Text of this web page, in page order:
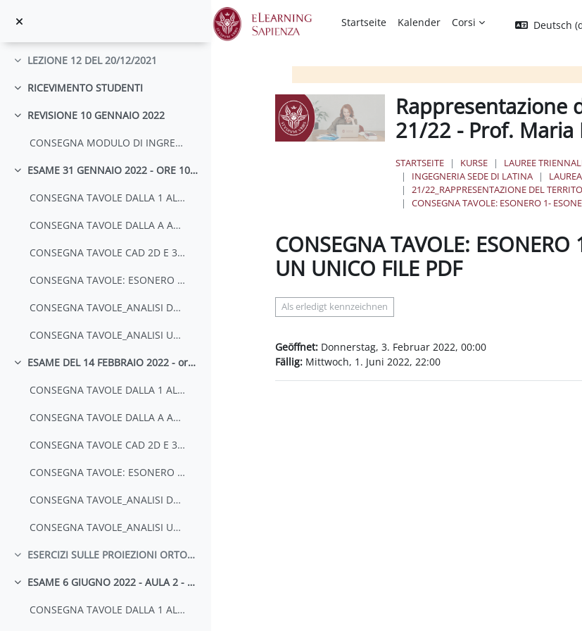
Startseite Kalender Corsi Deutsch
Einklappen
LEZIONE 12 DEL 20/12/2021
Einklappen
RICEVIMENTO STUDENTI
Einklappen
REVISIONE 10 GENNAIO 2022
CONSEGNA MODULO DI INGRESSO FACOLTA'
Einklappen ESAME 31 GENNAIO 2022 - ORE 10.00 - AULA 10
CONSEGNA TAVOLE DALLA 1 ALLA 6 IN UN UNICO FILE PDF
CONSEGNA TAVOLE DALLA A ALLA C IN UN UNICO FILE PDF
CONSEGNA TAVOLE CAD 2D E 3D IN UN UNICO PDF E CON CARTELLA ZIP CON DWG
CONSEGNA TAVOLE: ESONERO 1- ESONERO 2 - E QUESTIONARIO IN UN UNICO FILE PDF
CONSEGNA TAVOLE_ANALISI DEL TERRITORIO IN UN UNICO FILE PDF E IN FILE QGIS CON LE RELATIVE CARTELLE
CONSEGNA TAVOLE_ANALISI URBANA IN UN UNICO FILE PDF E IN FILE QGIS CON LE RELATIVE CARTELLE
Einklappen ESAME DEL 14 FEBBRAIO 2022 - ore 10.00 - AULA 2
CONSEGNA TAVOLE DALLA 1 ALLA 6 IN UN UNICO FILE PDF
CONSEGNA TAVOLE DALLA A ALLA C IN UN UNICO FILE PDF
CONSEGNA TAVOLE CAD 2D E 3D IN UN UNICO PDF E CON CARTELLA ZIP CON DWG
CONSEGNA TAVOLE: ESONERO 1- ESONERO 2 - E QUESTIONARIO IN UN UNICO FILE PDF
CONSEGNA TAVOLE_ANALISI DEL TERRITORIO IN UN UNICO FILE PDF E IN FILE QGIS CON LE RELATIVE CARTELLE
CONSEGNA TAVOLE_ANALISI URBANA IN UN UNICO FILE PDF E IN FILE QGIS CON LE RELATIVE CARTELLE
Einklappen ESERCIZI SULLE PROIEZIONI ORTOGONALI
Einklappen ESAME 6 GIUGNO 2022 - AULA 2 - ORE 10.00
CONSEGNA TAVOLE DALLA 1 ALLA 6 IN UN UNICO FILE PDF
Rappresentazione
21/22 - Prof. Maria
STARTSEITE KURSE LAUREE
INGEGNERIA SEDE DI LATINA
21/22_RAPPRESENTAZIONE DEL
CONSEGNA TAVOLE: ESONERO 1-
CONSEGNA TAVOLE:
UN UNICO FILE PDF
Als erledigt kennzeichnen
Geöffnet: Donnerstag, 3. Februar 2022, 00:00
Fällig: Mittwoch, 1. Juni 2022, 22:00